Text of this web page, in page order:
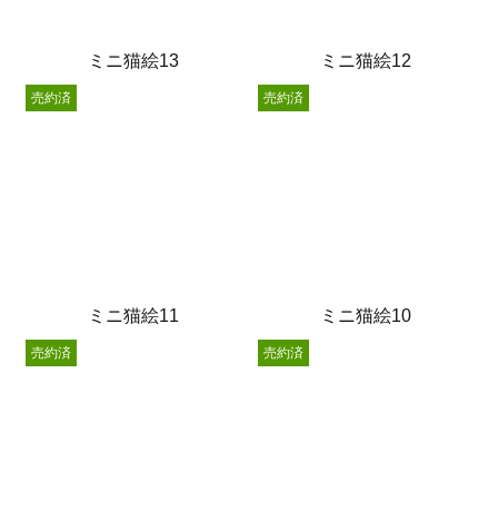
ミニ猫絵13 ミニ猫絵12
ミニ猫絵11
売約済
ミニ猫絵10
売約済
売約済 売約済